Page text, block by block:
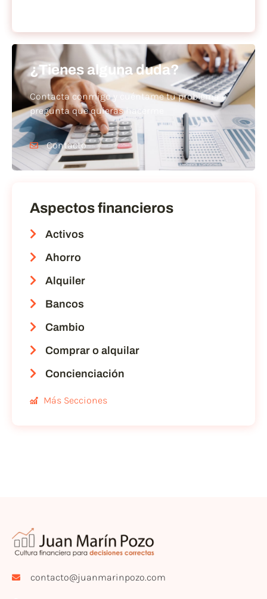
¿Tienes alguna duda?
Contacta conmigo y cuéntame tu problema o
pregunta que quieras hacerme
Contacto
Aspectos financieros
Activos
Ahorro
Alquiler
Bancos
Cambio
Comprar o alquilar
Concienciación
Más Secciones
contacto@juanmarinpozo.com